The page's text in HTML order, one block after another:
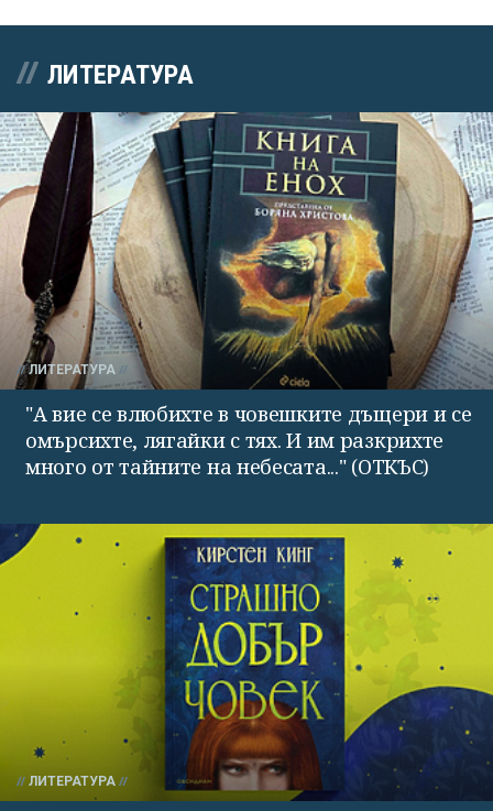
ЛИТЕРАТУРА
ЛИТЕРАТУРА
"А вие се влюбихте в чо­вешките дъщери и се
омърсихте, лягайки с тях. И им раз­крихте
много от тайните на небесата..." (ОТКЪС)
ЛИТЕРАТУРА